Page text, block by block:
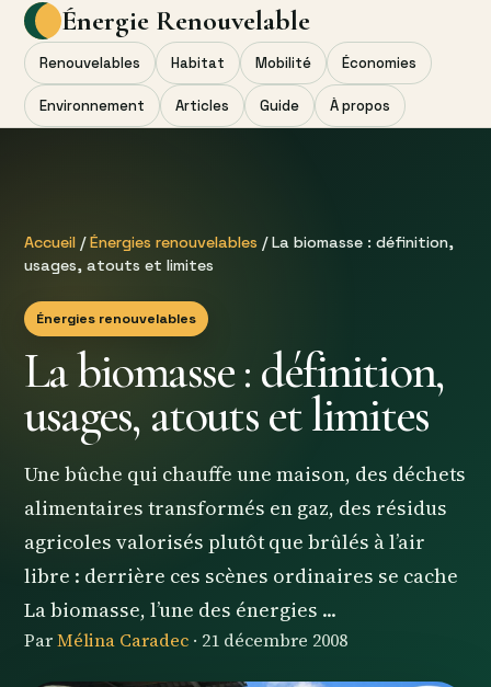
Énergie Renouvelable
Renouvelables Habitat Mobilité Économies
Environnement Articles Guide À propos
Accueil /Énergies renouvelables / La biomasse : définition,
usages, atouts et limites
Énergies renouvelables
La biomasse : définition,
usages, atouts et limites
Une bûche qui chauffe une maison, des déchets
alimentaires transformés en gaz, des résidus
agricoles valorisés plutôt que brûlés à l’air
libre : derrière ces scènes ordinaires se cache
La biomasse, l’une des énergies ...
ParMélina Caradec · 21 décembre 2008